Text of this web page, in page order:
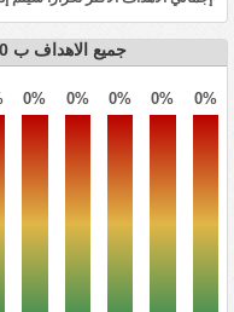
جميع الاهداف ب 10 دقائق
0% 0% 0% 0% 0%